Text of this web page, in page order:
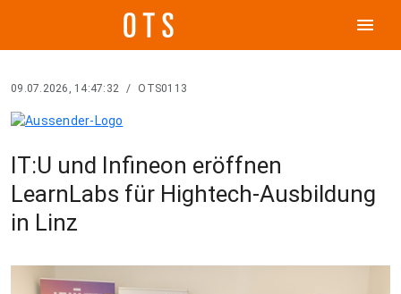
menu
09.07.2026, 14:47:32 / OTS0113
IT:U und Infineon eröffnen
LearnLabs für Hightech-Ausbildung
in Linz